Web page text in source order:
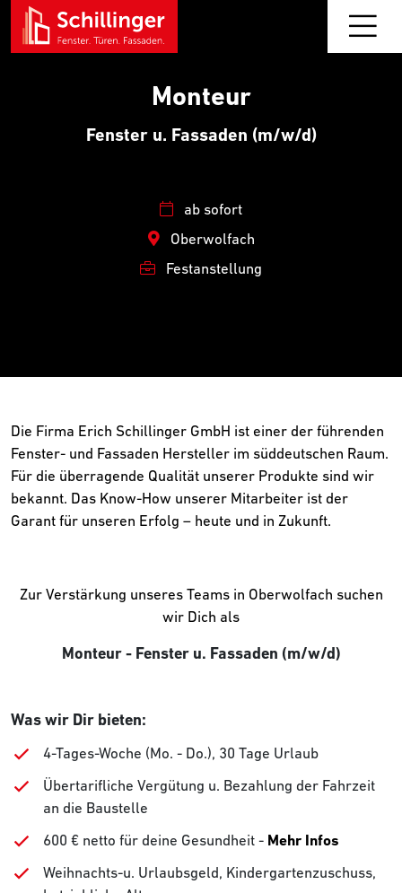
Monteur
Fenster u. Fassaden (m/w/d)
ab sofort
Oberwolfach
Festanstellung
Die Firma Erich Schillinger GmbH ist einer der führenden
Fenster- und Fassaden Hersteller im süddeutschen Raum.
Für die überragende Qualität unserer Produkte sind wir
bekannt. Das Know-How unserer Mitarbeiter ist der
Garant für unseren Erfolg – heute und in Zukunft.
Zur Verstärkung unseres Teams in Oberwolfach suchen
wir Dich als
Monteur - Fenster u. Fassaden (m/w/d)
Was wir Dir bieten:
4-Tages-Woche (Mo. - Do.), 30 Tage Urlaub
Übertarifliche Vergütung u. Bezahlung der Fahrzeit
an die Baustelle
600 € netto für deine Gesundheit - Mehr Infos
Weihnachts-u. Urlaubsgeld, Kindergartenzuschuss,